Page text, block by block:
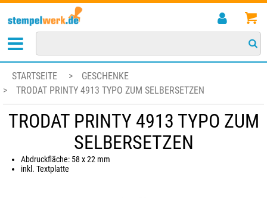
STARTSEITE >
GESCHENKE
>
TRODAT PRINTY 4913 TYPO ZUM SELBERSETZEN
TRODAT PRINTY 4913 TYPO ZUM
SELBERSETZEN
Abdruckfläche: 58 x 22 mm
inkl. Textplatte